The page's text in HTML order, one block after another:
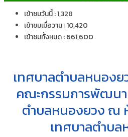
เข้าชมวันนี้ : 1,328
เข้าชมเมื่อวาน : 10,420
เข้าชมทั้งหมด : 661,600
เทศบาลตำบลหนองย
คณะกรรมการพัฒน
ตำบลหนองยวง ณ
เทศบาลตำบ